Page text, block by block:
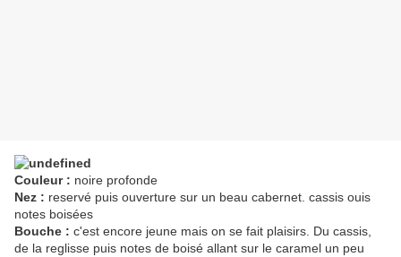
Couleur : noire profonde
Nez : reservé puis ouverture sur un beau cabernet. cassis ouis
notes boisées
Bouche : c'est encore jeune mais on se fait plaisirs. Du cassis,
de la reglisse puis notes de boisé allant sur le caramel un peu